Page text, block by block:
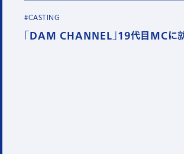
#CASTING
「DAM CHANNEL」19代目MCに就